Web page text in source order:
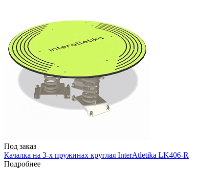
Под заказ
Качалка на 3-х пружинах круглая InterAtletika LK406-R
Подробнее